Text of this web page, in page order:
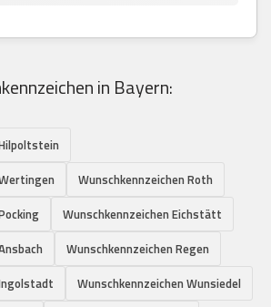
in Bayern:
Wunschkennzeichen Roth
Wunschkennzeichen Eichstätt
Wunschkennzeichen Regen
Wunschkennzeichen Wunsiedel